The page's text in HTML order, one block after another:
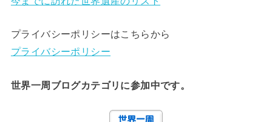
プライバシーポリシーはこちらから
プライバシーポリシー
世界一周ブログカテゴリに参加中です。